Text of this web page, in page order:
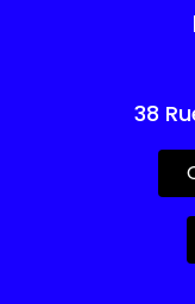
38